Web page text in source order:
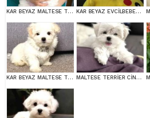
KAR BEYAZ MALTESE TERRİER CİNSLERİ KAR BEYAZ EVCİLBEBEKLER EV ÜRETİMİ MALTESSE TERRİER
KAR BEYAZ MALTESE TERRİER CİNSLERİ MALTESE TERRİER CİNSİ YAVRULAR